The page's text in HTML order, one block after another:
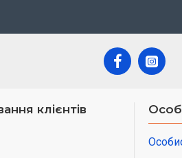
клієнтів